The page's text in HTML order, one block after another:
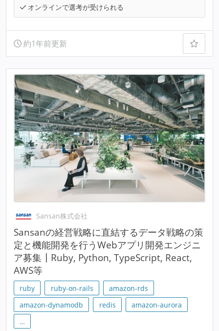
オンラインで選考が受けられる
約1年前更新
Sansan株式会社
Sansanの経営戦略に直結するデータ戦略の策
定と機能開発を行うWebアプリ開発エンジニ
ア募集┃Ruby, Python, TypeScript, React,
AWS等
ruby ruby-on-rails
amazon-rds
amazon-dynamodb
redis
amazon-aurora
…